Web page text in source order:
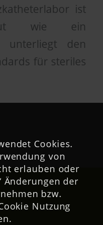
ist
wie ein
unterliegt den
für steriles
Cookies.
von
erlauben oder
Änderungen der
bzw.
Nutzung